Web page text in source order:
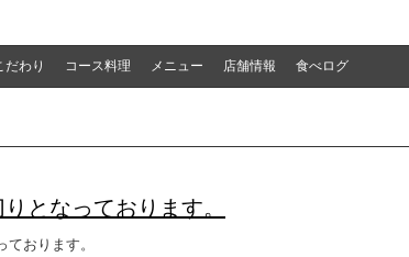
だわり コース料理 メニュー 店舗情報 食べログ
となっております。
おります。